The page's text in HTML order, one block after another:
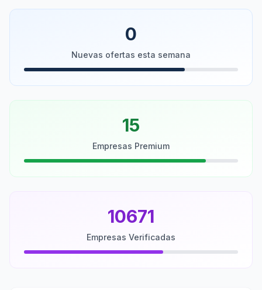
0
Nuevas ofertas esta semana
15
Empresas Premium
10671
Empresas Verificadas